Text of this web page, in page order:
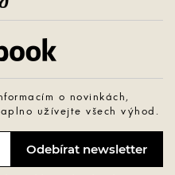
o novinkách,
užívejte všech výhod.